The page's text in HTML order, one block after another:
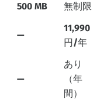
500 MB
無制限
—
11,990
円/年
—
あり
（年
間）